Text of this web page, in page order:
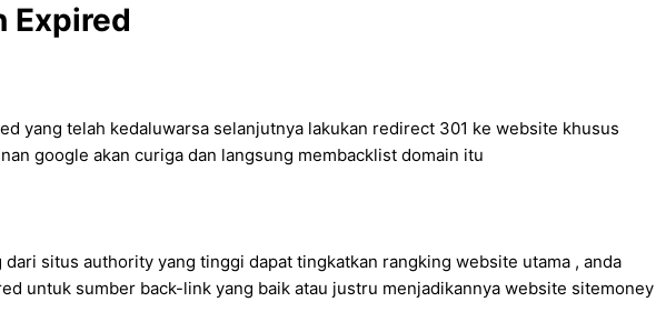
Expired
yang telah kedaluwarsa selanjutnya lakukan redirect 301 ke website khusus
google akan curiga dan langsung membacklist domain itu
dari situs authority yang tinggi dapat tingkatkan rangking website utama , anda
untuk sumber back-link yang baik atau justru menjadikannya website sitemoney